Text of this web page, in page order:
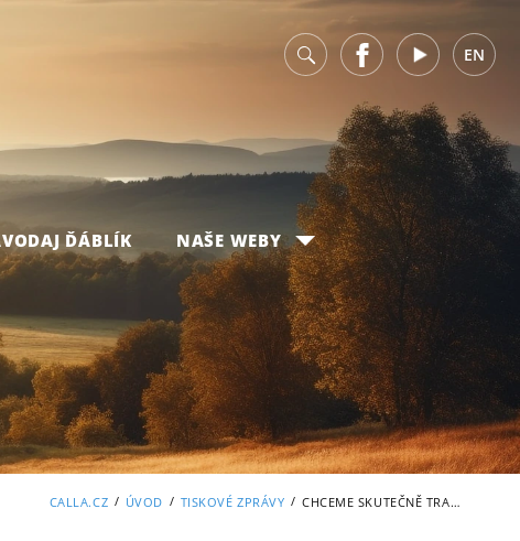
v FacebookYoutube EN
ĎÁBLÍK NAŠE WEBY
CALLA.CZ / ÚVOD / TISKOVÉ ZPRÁVY / CHCEME SKUTEČNĚ TRANSPARENTNÍ A ROVNOPRÁVNÝ PŘÍSTUP, ŽÁDAJÍ STAROSTOVÉ Z LOKALIT VYBRANÝCH PRO HLUBINNÉ ÚLOŽIŠTĚ VYHOŘELÉHO JADERNÉHO PALIVA